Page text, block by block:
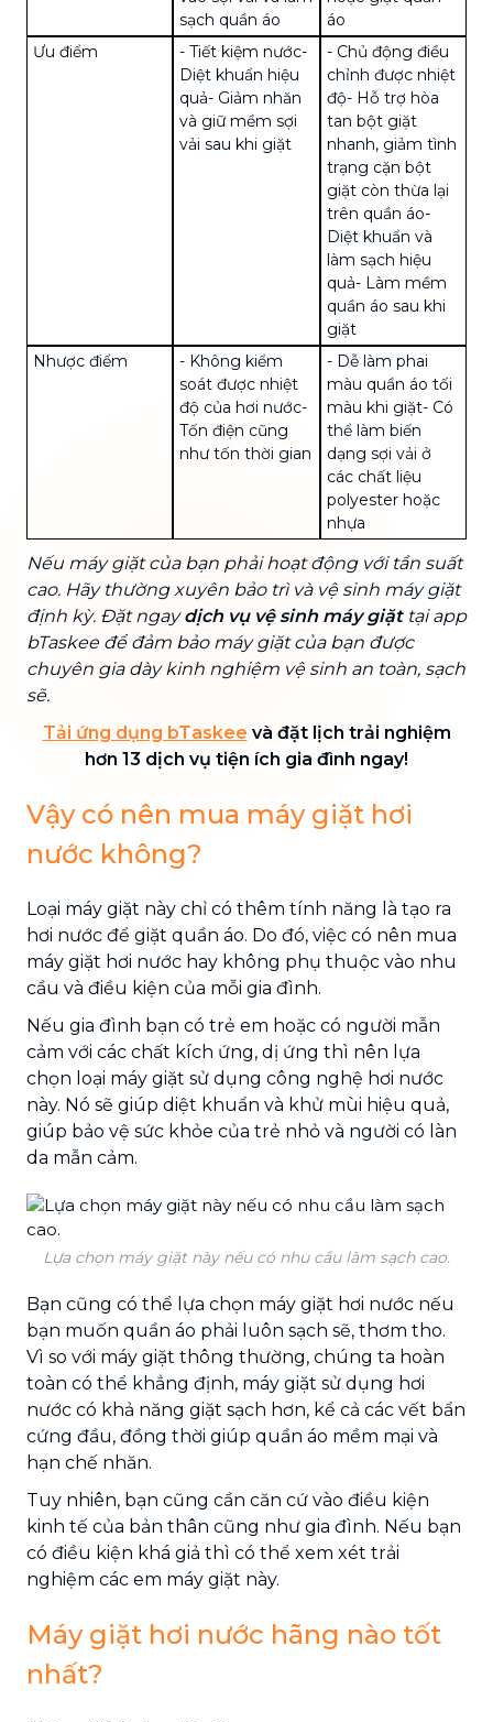
sạch quần áo
áo
Ưu điểm
- Tiết kiệm nước-
Diệt khuẩn hiệu
quả- Giảm nhăn
và giữ mềm sợi
vải sau khi giặt
- Chủ động điều
chỉnh được nhiệt
độ- Hỗ trợ hòa
tan bột giặt
nhanh, giảm tình
trạng cặn bột
giặt còn thừa lại
trên quần áo-
Diệt khuẩn và
làm sạch hiệu
quả- Làm mềm
quần áo sau khi
giặt
Nhược điểm
- Không kiểm
soát được nhiệt
độ của hơi nước-
Tốn điện cũng
như tốn thời gian
- Dễ làm phai
màu quần áo tối
màu khi giặt- Có
thể làm biến
dạng sợi vải ở
các chất liệu
polyester hoặc
nhựa
Nếu máy giặt của bạn phải hoạt động với tần suất
cao. Hãy thường xuyên bảo trì và vệ sinh máy giặt
định kỳ. Đặt ngaydịch vụ vệ sinh máy giặttại app
bTaskee để đảm bảo máy giặt của bạn được
chuyên gia dày kinh nghiệm vệ sinh an toàn, sạch
sẽ.
Tải ứng dụng bTaskee và đặt lịch trải nghiệm
hơn 13 dịch vụ tiện ích gia đình ngay!
Vậy có nên mua máy giặt hơi
nước không?
Loại máy giặt này chỉ có thêm tính năng là tạo ra
hơi nước để giặt quần áo. Do đó, việc có nên mua
máy giặt hơi nước hay không phụ thuộc vào nhu
cầu và điều kiện của mỗi gia đình.
Nếu gia đình bạn có trẻ em hoặc có người mẫn
cảm với các chất kích ứng, dị ứng thì nên lựa
chọn loại máy giặt sử dụng công nghệ hơi nước
này. Nó sẽ giúp diệt khuẩn và khử mùi hiệu quả,
giúp bảo vệ sức khỏe của trẻ nhỏ và người có làn
da mẫn cảm.
Lựa chọn máy giặt này nếu có nhu cầu làm sạch cao.
Bạn cũng có thể lựa chọn máy giặt hơi nước nếu
bạn muốn quần áo phải luôn sạch sẽ, thơm tho.
Vì so với máy giặt thông thường, chúng ta hoàn
toàn có thể khẳng định, máy giặt sử dụng hơi
nước có khả năng giặt sạch hơn, kể cả các vết bẩn
cứng đầu, đồng thời giúp quần áo mềm mại và
hạn chế nhăn.
Tuy nhiên, bạn cũng cần căn cứ vào điều kiện
kinh tế của bản thân cũng như gia đình. Nếu bạn
có điều kiện khá giả thì có thể xem xét trải
nghiệm các em máy giặt này.
Máy giặt hơi nước hãng nào tốt
nhất?